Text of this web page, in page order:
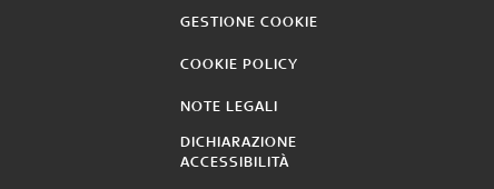
GESTIONE COOKIE
COOKIE POLICY
NOTE LEGALI
DICHIARAZIONE
ACCESSIBILITÀ